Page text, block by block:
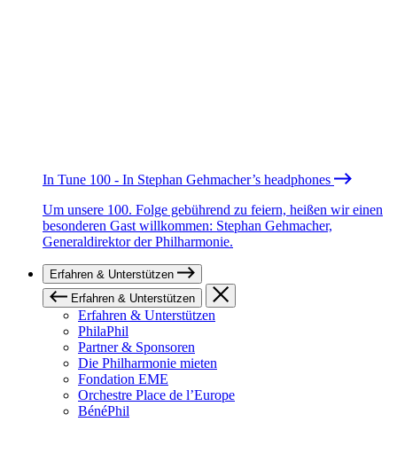
In Tune 100 - In Stephan Gehmacher’s headphones
Um unsere 100. Folge gebührend zu feiern, heißen wir einen
besonderen Gast willkommen: Stephan Gehmacher,
Generaldirektor der Philharmonie.
Erfahren & Unterstützen
Erfahren & Unterstützen
Erfahren & Unterstützen
PhilaPhil
Partner & Sponsoren
Die Philharmonie mieten
Fondation EME
Orchestre Place de l’Europe
BénéPhil